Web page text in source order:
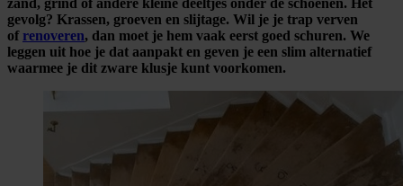
gevolg? Krassen, groeven en slijtage. Wil je je trap verven
of renoveren, dan moet je hem vaak eerst goed schuren. We
leggen uit hoe je dat aanpakt en geven je een slim alternatief
waarmee je dit zware klusje kunt voorkomen.